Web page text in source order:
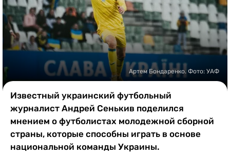
Казино
Артем Бондаренко. Фото: УАФ
Известный украинский футбольный
журналист Андрей Сенькив поделился
мнением о футболистах молодежной сборной
страны, которые способны играть в основе
национальной команды Украины.